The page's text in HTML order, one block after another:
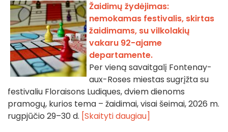
Žaidimų žydėjimas:
nemokamas festivalis, skirtas
žaidimams, su vilkolakių
vakaru 92-ajame
departamente.
Per vieną savaitgalį Fontenay-
aux-Roses miestas sugrįžta su
festivaliu Floraisons Ludiques, dviem dienoms
pramogų, kurios tema – žaidimai, visai šeimai, 2026 m.
rugpjūčio 29–30 d. [Skaityti daugiau]